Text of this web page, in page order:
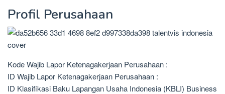
Profil Perusahaan
Kode Wajib Lapor Ketenagakerjaan Perusahaan :
ID Wajib Lapor Ketenagakerjaan Perusahaan :
ID Klasifikasi Baku Lapangan Usaha Indonesia (KBLI) Business